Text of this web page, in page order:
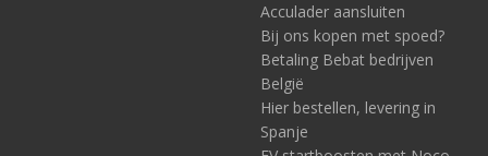
Acculader aansluiten
Bij ons kopen met spoed?
Betaling Bebat bedrijven
België
Hier bestellen, levering in
Spanje